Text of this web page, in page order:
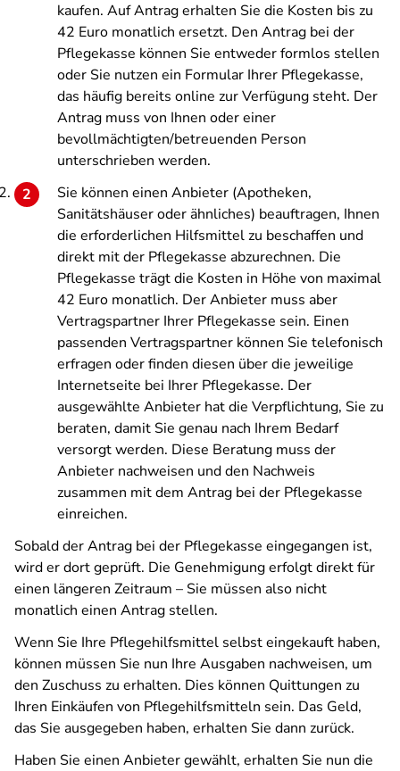
kaufen. Auf Antrag erhalten Sie die Kosten bis zu
42 Euro monatlich ersetzt. Den Antrag bei der
Pflegekasse können Sie entweder formlos stellen
oder Sie nutzen ein Formular Ihrer Pflegekasse,
das häufig bereits online zur Verfügung steht. Der
Antrag muss von Ihnen oder einer
bevollmächtigten/betreuenden Person
unterschrieben werden.
Sie können einen Anbieter (Apotheken,
Sanitätshäuser oder ähnliches) beauftragen, Ihnen
die erforderlichen Hilfsmittel zu beschaffen und
direkt mit der Pflegekasse abzurechnen. Die
Pflegekasse trägt die Kosten in Höhe von maximal
42 Euro monatlich. Der Anbieter muss aber
Vertragspartner Ihrer Pflegekasse sein. Einen
passenden Vertragspartner können Sie telefonisch
erfragen oder finden diesen über die jeweilige
Internetseite bei Ihrer Pflegekasse. Der
ausgewählte Anbieter hat die Verpflichtung, Sie zu
beraten, damit Sie genau nach Ihrem Bedarf
versorgt werden. Diese Beratung muss der
Anbieter nachweisen und den Nachweis
zusammen mit dem Antrag bei der Pflegekasse
einreichen.
Sobald der Antrag bei der Pflegekasse eingegangen ist,
wird er dort geprüft. Die Genehmigung erfolgt direkt für
einen längeren Zeitraum – Sie müssen also nicht
monatlich einen Antrag stellen.
Wenn Sie Ihre Pflegehilfsmittel selbst eingekauft haben,
können müssen Sie nun Ihre Ausgaben nachweisen, um
den Zuschuss zu erhalten. Dies können Quittungen zu
Ihren Einkäufen von Pflegehilfsmitteln sein. Das Geld,
das Sie ausgegeben haben, erhalten Sie dann zurück.
Haben Sie einen Anbieter gewählt, erhalten Sie nun die